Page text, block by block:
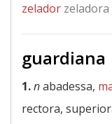
zelador zeladora
guardiana
1.nabadessa,
rectora,